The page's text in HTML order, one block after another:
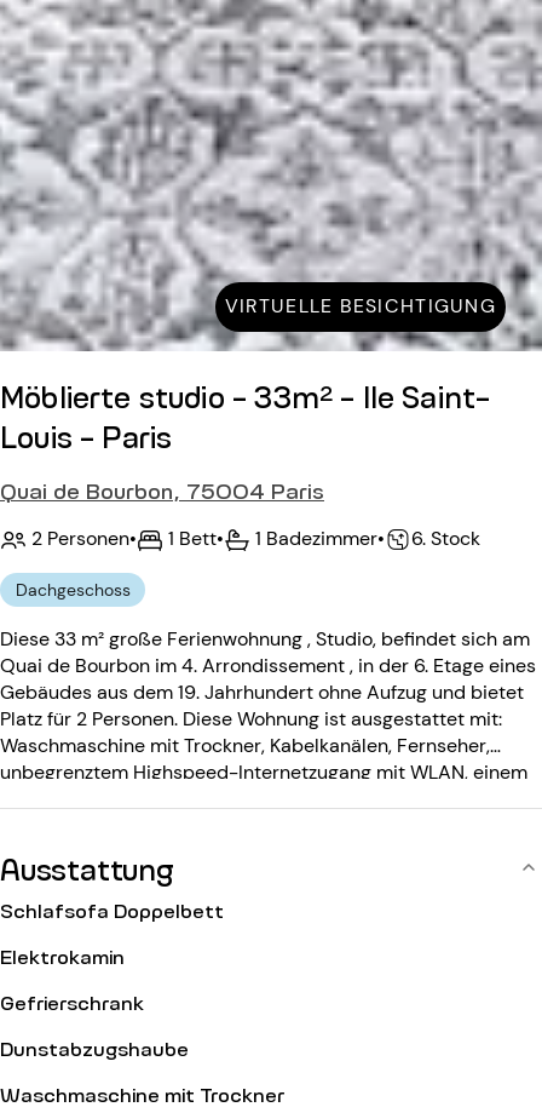
VIRTUELLE BESICHTIGUNG
Möblierte studio - 33m² - Ile Saint-
Louis - Paris
Quai de Bourbon, 75004 Paris
2 Personen• 1 Bett• 1 Badezimmer• 6. Stock
Dachgeschoss
Diese 33 m² große Ferienwohnung , Studio, befindet sich am
Quai de Bourbon im 4. Arrondissement , in der 6. Etage eines
Gebäudes aus dem 19. Jahrhundert ohne Aufzug und bietet
Platz für 2 Personen. Diese Wohnung ist ausgestattet mit:
Waschmaschine mit Trockner, Kabelkanälen, Fernseher,
unbegrenztem Highspeed-Internetzugang mit WLAN, einem
Ausstattung
Schlafsofa Doppelbett
Elektrokamin
Gefrierschrank
Dunstabzugshaube
Waschmaschine mit Trockner